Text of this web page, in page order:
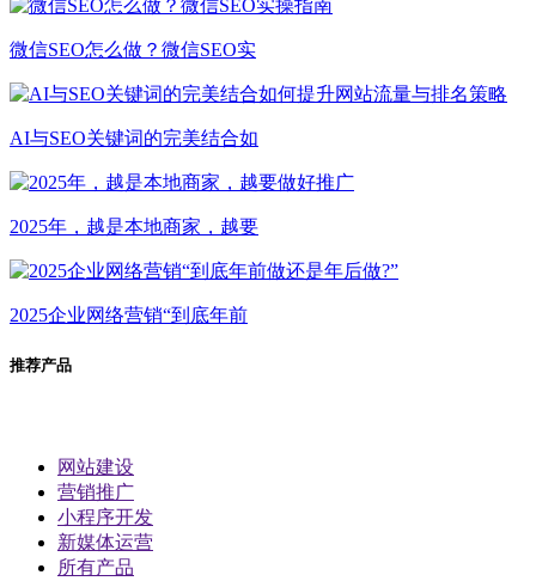
微信SEO怎么做？微信SEO实
AI与SEO关键词的完美结合如
2025年，越是本地商家，越要
2025企业网络营销“到底年前
推荐产品
网站建设
营销推广
小程序开发
新媒体运营
所有产品